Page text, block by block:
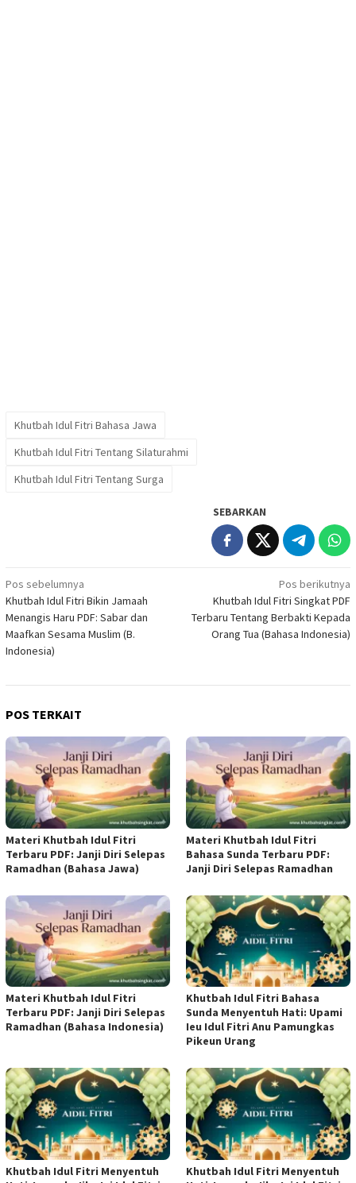
Khutbah Idul Fitri Bahasa Jawa
Khutbah Idul Fitri Tentang Silaturahmi
Khutbah Idul Fitri Tentang Surga
SEBARKAN
Navigasi
pos
Pos sebelumnya
Khutbah Idul Fitri Bikin Jamaah
Menangis Haru PDF: Sabar dan
Maafkan Sesama Muslim (B.
Indonesia)
Pos berikutnya
Khutbah Idul Fitri Singkat PDF
Terbaru Tentang Berbakti Kepada
Orang Tua (Bahasa Indonesia)
POS TERKAIT
Materi Khutbah Idul Fitri
Terbaru PDF: Janji Diri Selepas
Ramadhan (Bahasa Jawa)
Materi Khutbah Idul Fitri
Bahasa Sunda Terbaru PDF:
Janji Diri Selepas Ramadhan
Materi Khutbah Idul Fitri
Terbaru PDF: Janji Diri Selepas
Ramadhan (Bahasa Indonesia)
Khutbah Idul Fitri Bahasa
Sunda Menyentuh Hati: Upami
Ieu Idul Fitri Anu Pamungkas
Pikeun Urang
Khutbah Idul Fitri Menyentuh
Khutbah Idul Fitri Menyentuh